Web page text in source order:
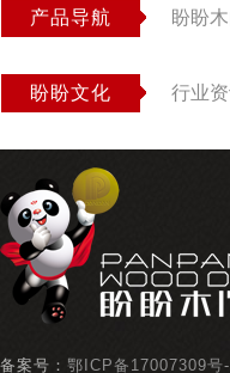
产品导航 盼盼
盼盼文化 行业
备案号： 鄂ICP备17007309号